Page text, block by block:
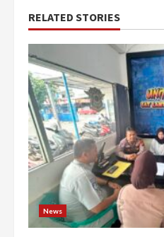
RELATED STORIES
News